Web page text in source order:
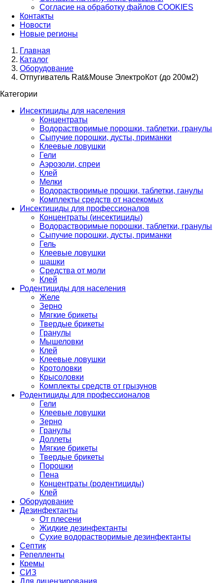
Согласие на обработку файлов COOKIES
Контакты
Новости
Новые регионы
Главная
Каталог
Оборудование
Отпугиватель Rat&Mouse ЭлектроКот (до 200м2)
Категории
Инсектициды для населения
Концентраты
Водорастворимые порошки, таблетки, гранулы
Сыпучие порошки, дусты, приманки
Клеевые ловушки
Гели
Аэрозоли, спреи
Клей
Мелки
Водорастворимые прошки, таблетки, ганулы
Комплекты средств от насекомых
Инсектициды для профессионалов
Концентраты (инсектициды)
Водорастворимые порошки, таблетки, гранулы
Сыпучие порошки, дусты, приманки
Гель
Клеевые ловушки
шашки
Средства от моли
Клей
Родентициды для населения
Желе
Зерно
Мягкие брикеты
Твердые брикеты
Гранулы
Мышеловки
Клей
Клеевые ловушки
Кротоловки
Крысоловки
Комплекты средств от грызунов
Родентициды для профессионалов
Гели
Клеевые ловушки
Зерно
Гранулы
Доллеты
Мягкие брикеты
Твердые брикеты
Порошки
Пена
Концентраты (родентициды)
Клей
Оборудование
Дезинфектанты
От плесени
Жидкие дезинфектанты
Сухие водорастворимые дезинфектанты
Септик
Репелленты
Кремы
СИЗ
Для лицензирования